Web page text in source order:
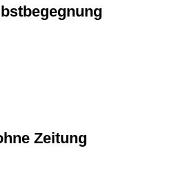
Zeitung